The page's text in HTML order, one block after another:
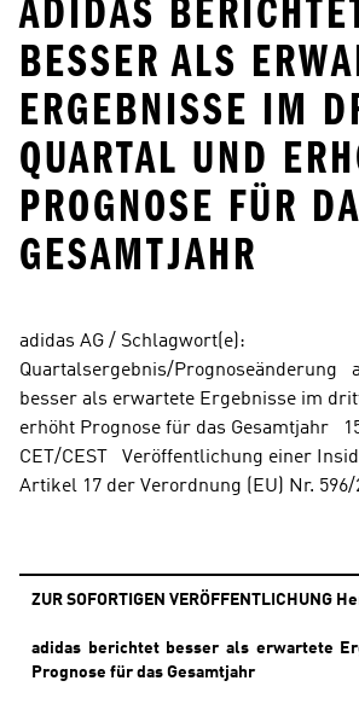
ADIDAS
BESSER ALS
ERGEBNISSE IM
QUARTAL UND
PROGNOSE FÜR
GESAMTJAHR
adidas AG / Schlagwort(e):
Quartalsergebnis/Prognoseänderung
besser als erwartete Ergebnisse im
erhöht Prognose für das Gesamtjahr
CET/CEST   Veröffentlichung einer
Artikel 17 der Verordnung (EU) Nr.
ZUR SOFORTIGEN VERÖFFENTLICHUNG
adidas berichtet besser als erwartete
Prognose für das Gesamtjahr